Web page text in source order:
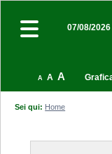
07/08/
A A A
Sei qui: Home